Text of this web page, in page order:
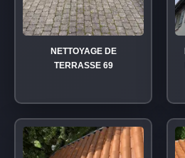
NETTOYAGE DE
TERRASSE 69